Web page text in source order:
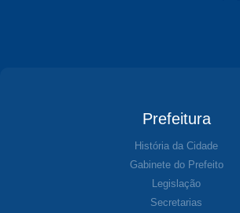
Prefeitura
História da Cidade
Gabinete do Prefeito
Legislação
Secretarias